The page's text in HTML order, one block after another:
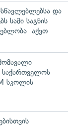
და
სამი საგნის
აქვთ
საქართველოს
სკოლის